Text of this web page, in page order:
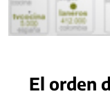
El orden